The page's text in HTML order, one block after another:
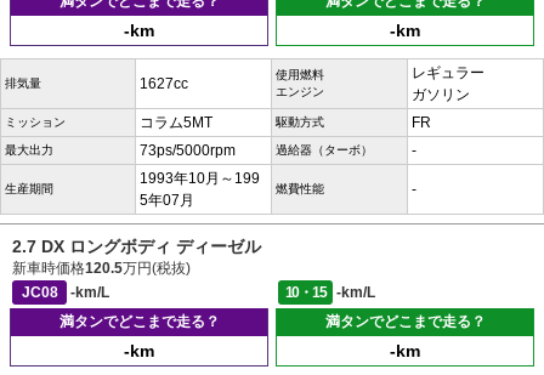
-km -km
排気量 1627cc
使用燃料
エンジン
レギュラー
ガソリン
ミッション コラム5MT 駆動方式 FR
最大出力 73ps/5000rpm 過給器（ターボ） -
生産期間
1993年10月～199
5年07月
燃費性能 -
2.7 DX ロングボディ ディーゼル
新車時価格120.5万円(税抜)
JC08
-km/L 10・15
-km/L
満タンでどこまで走る？
-km
満タンでどこまで走る？
-km